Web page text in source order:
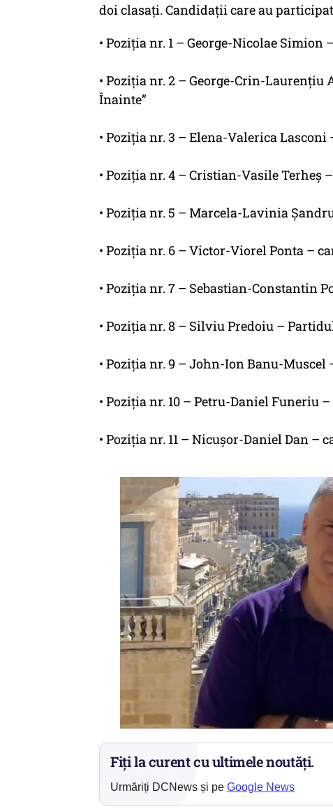
doi clasați. Candidaţii care au
• Poziția nr. 1 – George-Nicolae
• Poziția nr. 2 – George-Crin-
Înainte”
• Poziția nr. 3 – Elena-Valerica
• Poziția nr. 4 – Cristian-Vasile
• Poziția nr. 5 – Marcela-Lavinia
• Poziția nr. 6 – Victor-Viorel Ponta –
• Poziția nr. 7 – Sebastian-Constantin
• Poziția nr. 8 – Silviu Predoiu –
• Poziția nr. 9 – John-Ion Banu-
• Poziția nr. 10 – Petru-Daniel Funeriu
• Poziția nr. 11 – Nicușor-Daniel Dan –
Fiți la curent cu ultimele noutăți.
Urmăriți DCNews și pe Google News